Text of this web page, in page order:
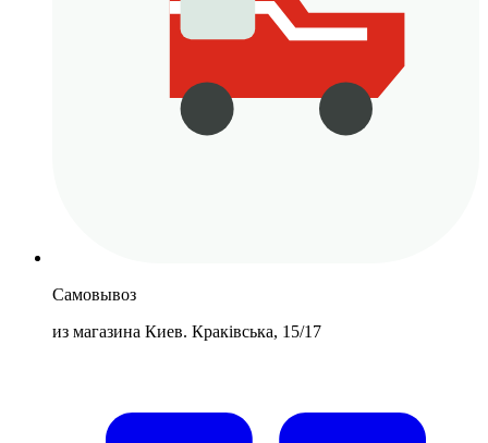
Самовывоз
из магазина Киев. Краківська, 15/17